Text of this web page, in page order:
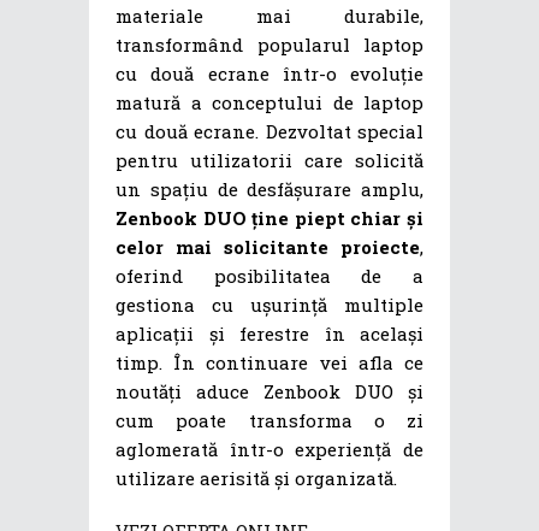
materiale mai durabile,
transformând popularul laptop
cu două ecrane într-o evoluție
matură a conceptului de laptop
cu două ecrane. Dezvoltat special
pentru utilizatorii care solicită
un spațiu de desfășurare amplu,
Zenbook DUO ține piept chiar și
celor mai solicitante proiecte,
oferind posibilitatea de a
gestiona cu ușurință multiple
aplicații și ferestre în același
timp. În continuare vei afla ce
noutăți aduce Zenbook DUO și
cum poate transforma o zi
aglomerată într-o experiență de
utilizare aerisită și organizată.